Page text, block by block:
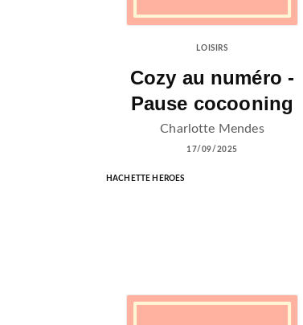
LOISIRS
Cozy au numéro -
Pause cocooning
Charlotte Mendes
17/09/2025
HACHETTE HEROES